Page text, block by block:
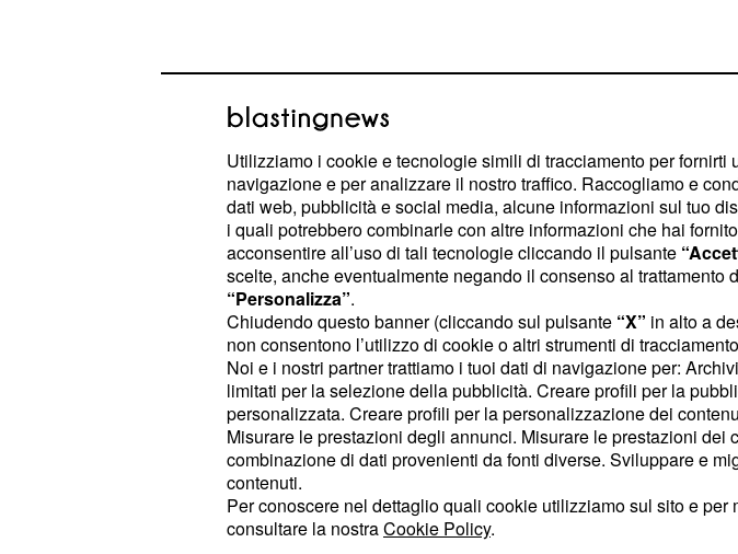
A sostituire la giovane, infatti, arriveràLaura,interpretata
dall'attrice Arianna Montefiori.
Marina Fiore accetta la proposta di
lavoro a Roma e lascia la soap
I colpi di scena non mancheranno all'interno de Il Paradiso
delle signore. La soap opera si sta preparando a salutare
una tra le protagoniste che ha generato maggiore sgomento
nelle ultime settimane, ovvero
. L'aspirante
attrice è stata in grado di far perdere la testa a Rocco. Il
magazziniere si è invaghito di lei ed ha fatto di tutto pur di
Utilizziamo i cookie e tecnologie simili di tracciamento per
navigazione e per analizzare il nostro traffico. Raccogliamo e
dati web, pubblicità e social media, alcune informazioni sul tuo
i quali potrebbero combinarle con altre informazioni che hai
acconsentire all’uso di tali tecnologie cliccando il pulsante
scelte, anche eventualmente negando il consenso al
“Personalizza”.
Chiudendo questo banner (cliccando sul pulsante “X” in alto a
non consentono l’utilizzo di cookie o altri strumenti di
Noi e i nostri partner trattiamo i tuoi dati di navigazione per:
limitati per la selezione della pubblicità. Creare profili per la
personalizzata. Creare profili per la personalizzazione dei
Misurare le prestazioni degli annunci. Misurare le prestazioni
combinazione di dati provenienti da fonti diverse. Sviluppare e
contenuti.
Per conoscere nel dettaglio quali cookie utilizziamo sul sito e
consultare la nostraCookie Policy.